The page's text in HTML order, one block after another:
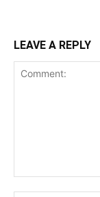
LEAVE A REPLY